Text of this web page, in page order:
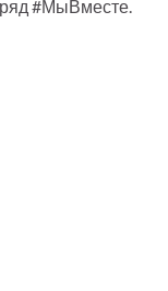
#МыВместе.